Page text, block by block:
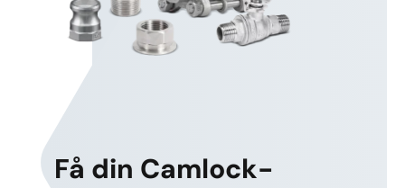
Få din Camlock-